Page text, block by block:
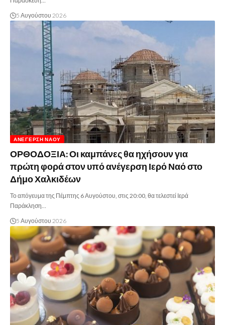
5 Αυγούστου 2026
ΑΝΈΓΕΡΣΗ ΝΑΟΎ
ΟΡΘΟΔΟΞΙΑ: Οι καμπάνες θα ηχήσουν για
πρώτη φορά στον υπό ανέγερση Ιερό Ναό στο
Δήμο Χαλκιδέων
Το απόγευμα της Πέμπτης 6 Αυγούστου, στις 20:00, θα τελεστεί Ιερά
Παράκληση…
5 Αυγούστου 2026